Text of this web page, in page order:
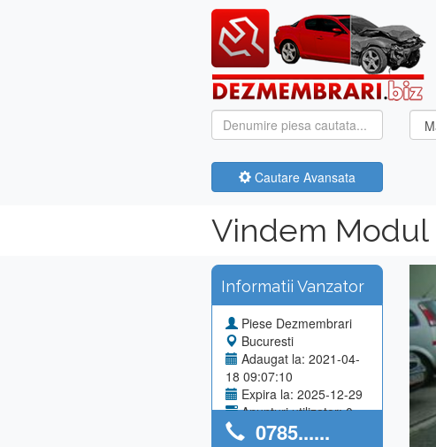
Cautare Avansata
Vindem Modul
Informatii Vanzator
Piese Dezmembrari
Bucuresti
Adaugat la: 2021-04-
18 09:07:10
Expira la: 2025-12-29
Anunturi utilizator: 0
0785......